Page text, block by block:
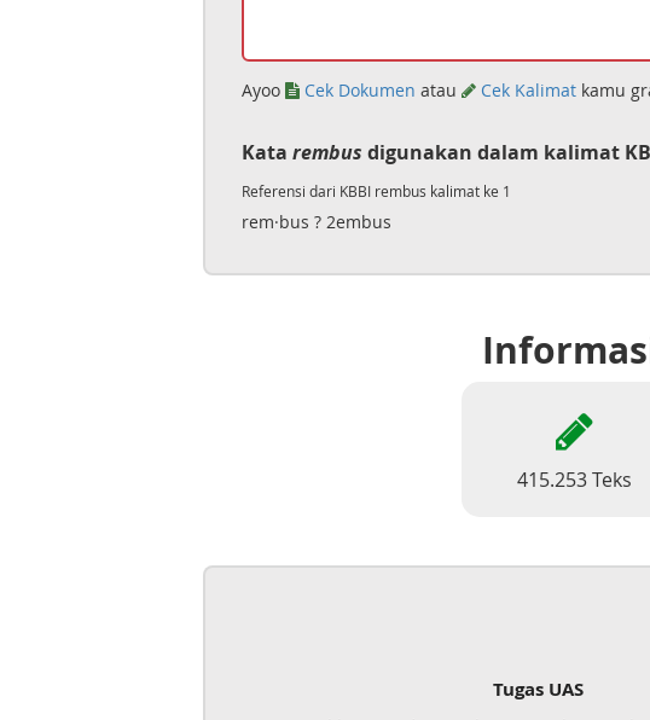
Ayoo Cek Dokumen atau Cek Kalimatkamu
Kata rembus digunakan dalam kalimat
Referensi dari KBBI rembus kalimat ke 1
rem·bus ? 2embus
415.253 Teks
Tugas UAS